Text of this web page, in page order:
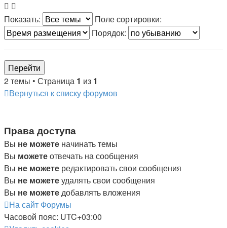
Показать:
Поле сортировки:
Порядок:
2 темы • Страница 1 из 1
Вернуться к списку форумов
Права доступа
Вы не можете начинать темы
Вы можетеотвечать на сообщения
Вы не можете редактировать свои сообщения
Вы не можетеудалять свои сообщения
Вы не можетедобавлять вложения
На сайт Форумы
Часовой пояс: UTC+03:00